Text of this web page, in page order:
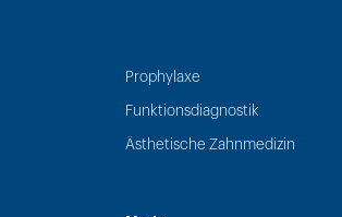
Prophylaxe
Funktionsdiagnostik
Ästhetische Zahnmedizin